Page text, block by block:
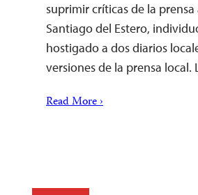
suprimir críticas de la
Santiago del Estero,
hostigado a dos diarios
versiones de la prensa
Read More ›